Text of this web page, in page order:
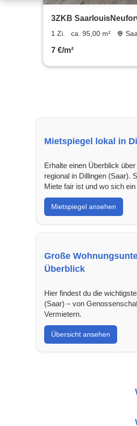
3ZKB
1 Zi. ca. 95,00 m²
7 €/m²
Mietspiegel lokal in
Erhalte einen Überblick
regional in Dillingen (Saar).
Miete fair ist und wo sich
Mietspiegel ansehen
Große
Überblick
Hier findest du die
(Saar) – von
Vermietern.
Übersicht ansehen